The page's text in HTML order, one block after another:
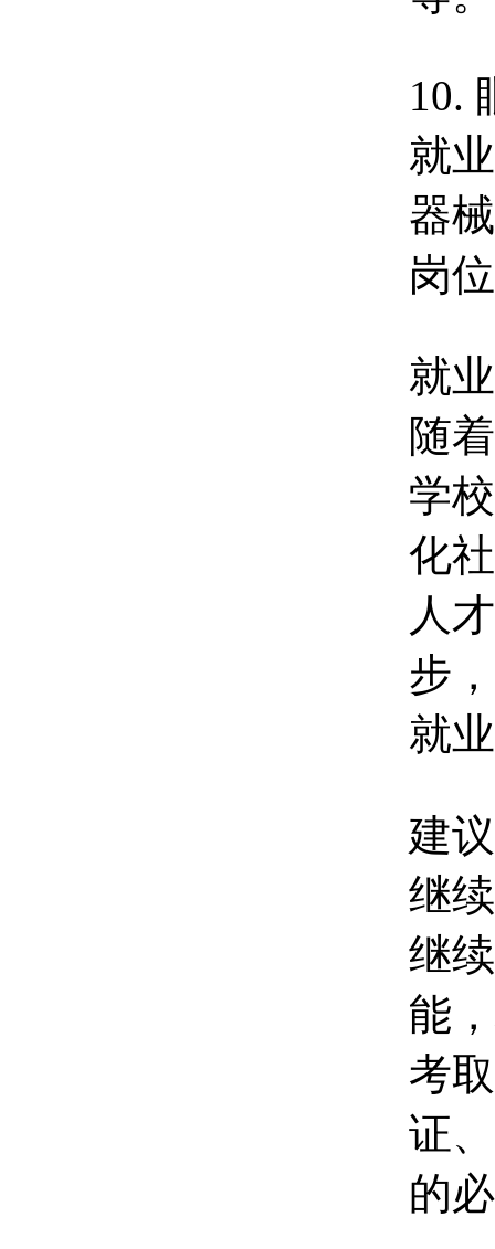
10.
就
器
岗
就
随
学
化
人
步
就
建
继
继
能
考
证
的